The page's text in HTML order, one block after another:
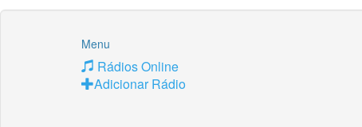
Menu
Rádios Online
Adicionar Rádio